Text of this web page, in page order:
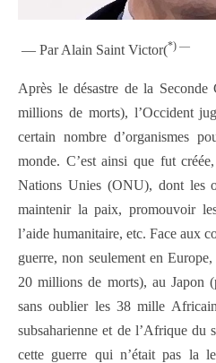
— Par Alain Saint Victor(*) —
Après le désastre de la
millions de morts), l’Occident
certain nombre d’organismes
monde. C’est ainsi que fut
Nations Unies (ONU), dont les
maintenir la paix, promouvoir
l’aide humanitaire, etc. Face aux
guerre, non seulement en
20 millions de morts), au Japon
sans oublier les 38 mille
subsaharienne et de l’Afrique du
cette guerre qui n’était pas la